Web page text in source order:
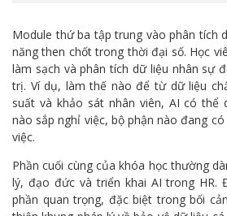
Module thứ ba tập trung vào phân tích
năng then chốt trong thời đại số. Học
làm sạch và phân tích dữ liệu nhân sự
trị. Ví dụ, làm thế nào để từ dữ liệu
suất và khảo sát nhân viên, AI có thể
nào sắp nghỉ việc, bộ phận nào đang
việc.
Phần cuối cùng của khóa học thường
lý, đạo đức và triển khai AI trong HR.
phần quan trọng, đặc biệt trong bối